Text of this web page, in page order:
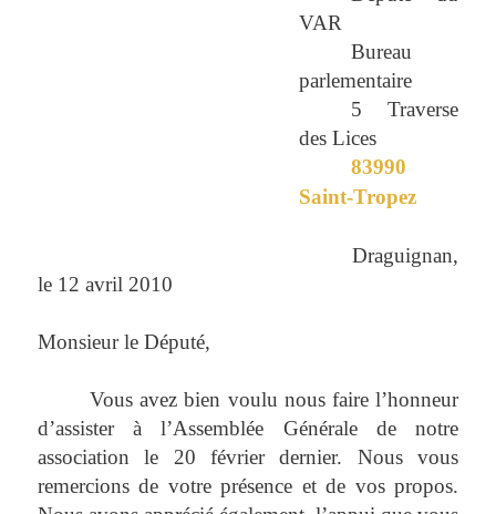
VAR
Bureau
parlementaire
5 Traverse
des Lices
83990
Saint-Tropez
Draguignan,
le 12 avril 2010
Monsieur le Député,
Vous avez bien voulu nous faire l’honneur
d’assister à l’Assemblée Générale de notre
association le 20 février dernier. Nous vous
remercions de votre présence et de vos propos.